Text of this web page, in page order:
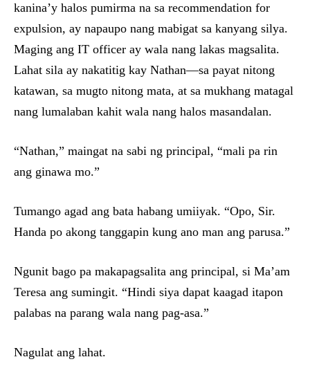
kanina’y halos pumirma na sa recommendation for
expulsion, ay napaupo nang mabigat sa kanyang silya.
Maging ang IT officer ay wala nang lakas magsalita.
Lahat sila ay nakatitig kay Nathan—sa payat nitong
katawan, sa mugto nitong mata, at sa mukhang matagal
nang lumalaban kahit wala nang halos masandalan.
“Nathan,” maingat na sabi ng principal, “mali pa rin
ang ginawa mo.”
Tumango agad ang bata habang umiiyak. “Opo, Sir.
Handa po akong tanggapin kung ano man ang parusa.”
Ngunit bago pa makapagsalita ang principal, si Ma’am
Teresa ang sumingit. “Hindi siya dapat kaagad itapon
palabas na parang wala nang pag-asa.”
Nagulat ang lahat.